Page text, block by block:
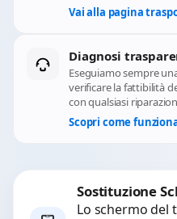
Vai alla pagina
Diagnosi
Eseguiamo sempre
verificare la fattibilità
con qualsiasi
Scopri come
Sostituzione
Lo schermo del